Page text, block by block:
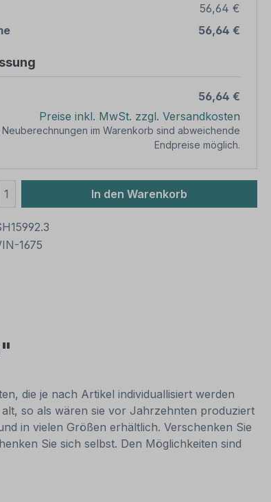
56,64 €
56,64 €
56,64 €
Preise inkl. MwSt. zzgl. Versandkosten
im Warenkorb sind abweichende
Endpreise möglich.
Gib den gewünschten Wert
1 In den Warenkorb
1675
die je nach Artikel individuallisiert werden
so als wären sie vor Jahrzehnten produziert
in vielen Größen erhältlich. Verschenken Sie
Sie sich selbst. Den Möglichkeiten sind